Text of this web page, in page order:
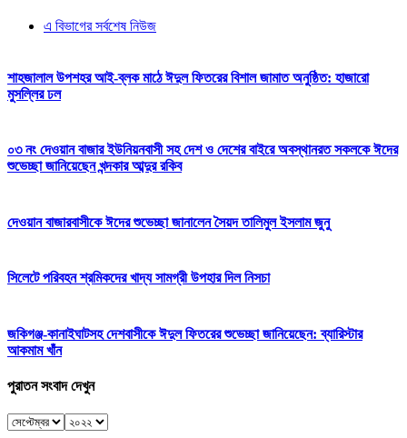
এ বিভাগের সর্বশেষ নিউজ
শাহজালাল উপশহর আই-ব্লক মাঠে ঈদুল ফিতরের বিশাল জামাত অনুষ্ঠিত: হাজারো
মুসল্লির ঢল
০৩ নং দেওয়ান বাজার ইউনিয়নবাসী সহ দেশ ও দেশের বাইরে অবস্থানরত সকলকে ঈদের
শুভেচ্ছা জানিয়েছেন খন্দকার আব্দুর রকিব
দেওয়ান বাজারবাসীকে ঈদের শুভেচ্ছা জানালেন সৈয়দ তালিমুল ইসলাম জুনু
সিলেটে পরিবহন শ্রমিকদের খাদ্য সামগ্রী উপহার দিল নিসচা
জকিগঞ্জ-কানাইঘাটসহ দেশবাসীকে ঈদুল ফিতরের শুভেচ্ছা জানিয়েছেন: ব্যারিস্টার
আকমাম খাঁন
পুরাতন সংবাদ দেখুন